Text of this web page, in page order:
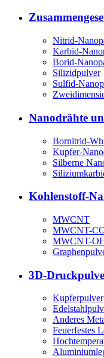
Nitrid-
Karbid-
Borid-
Silizidpulver
Sulfid-
Nanodrähte
Bornitrid-
Kupfer-
Silberne
Kohlenstoff-
MWCNT
MWCNT-
MWCNT-
3D-
Kupferpulver
Anderes
Feuerfestes